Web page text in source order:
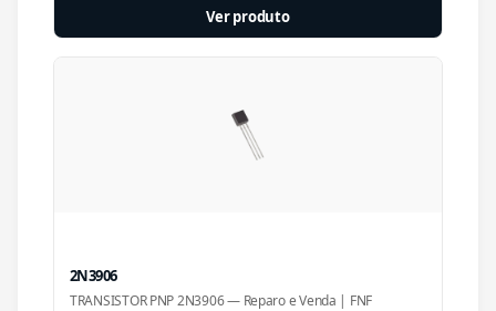
Ver produto
2N3906
TRANSISTOR PNP 2N3906 — Reparo e Venda | FNF